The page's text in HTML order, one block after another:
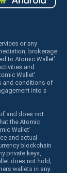
or any
brokerage
to Atomic Wallet’
and
Wallet’
and conditions of
into a
and does not
the Atomic
Wallet’
and actual
blockchain
private keys,
does not hold,
wallets in any